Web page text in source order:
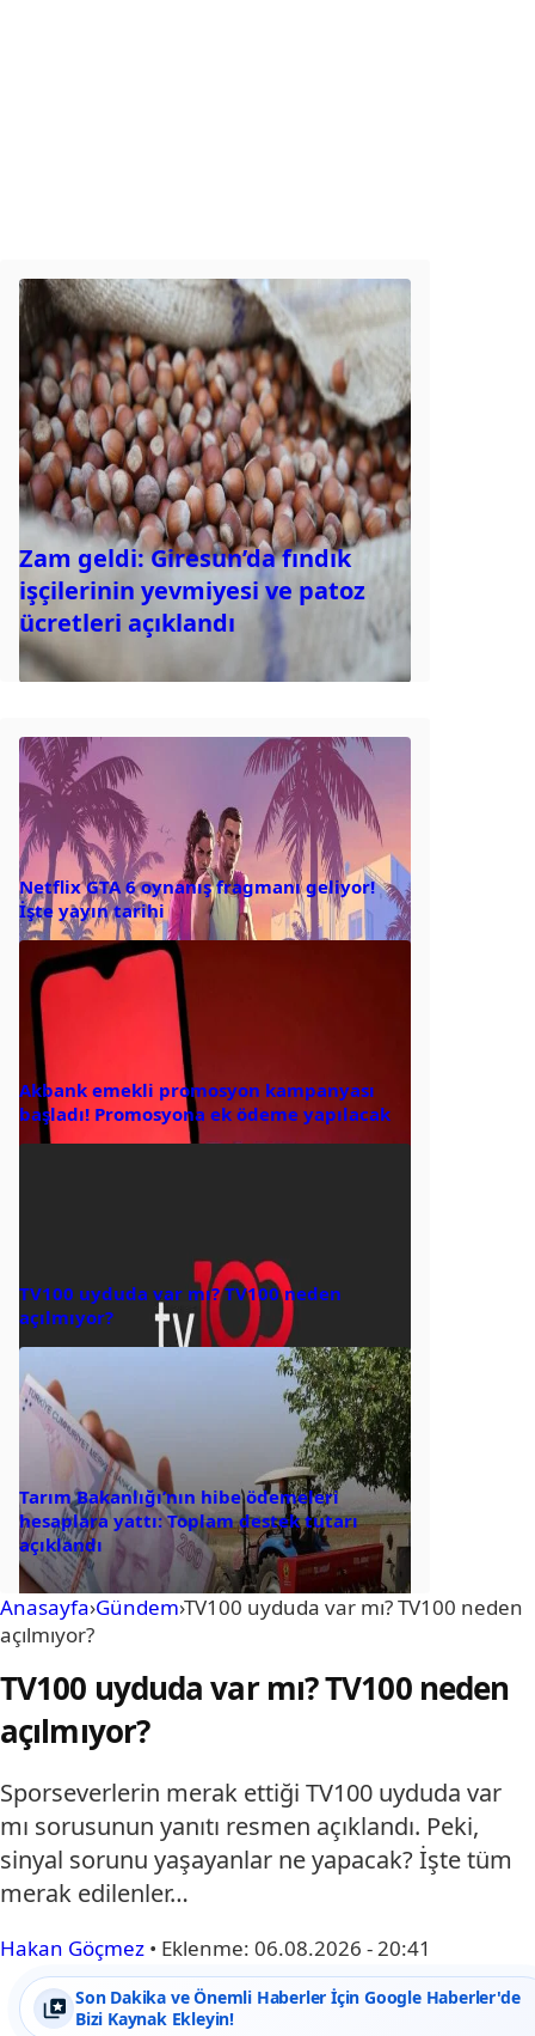
Zam geldi: Giresun’da fındık
işçilerinin yevmiyesi ve patoz
ücretleri açıklandı
Netflix GTA 6 oynanış fragmanı geliyor!
İşte yayın tarihi
Akbank emekli promosyon kampanyası
başladı! Promosyona ek ödeme yapılacak
TV100 uyduda var mı? TV100 neden
açılmıyor?
Tarım Bakanlığı’nın hibe ödemeleri
hesaplara yattı: Toplam destek tutarı
açıklandı
Anasayfa›Gündem›TV100 uyduda var mı? TV100 neden
açılmıyor?
TV100 uyduda var mı? TV100 neden
açılmıyor?
Sporseverlerin merak ettiği TV100 uyduda var
mı sorusunun yanıtı resmen açıklandı. Peki,
sinyal sorunu yaşayanlar ne yapacak? İşte tüm
merak edilenler…
Hakan Göçmez • Eklenme: 06.08.2026 - 20:41
Son Dakika ve Önemli Haberler İçin Google Haberler'de
Bizi Kaynak Ekleyin!